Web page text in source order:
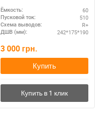
Ёмкость: 60
Пусковой ток: 510
Схема выводов: R+
ДШВ (мм): 242*175*190
3 000 грн.
Купить